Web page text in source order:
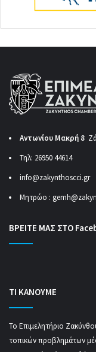
Αντωνίου Μακρή 8
Τηλ: 26950 44614
info@zakynthoscci.gr
Μητρώο :
ΒΡΕΙΤΕ ΜΑΣ ΣΤΟ
ΤΙ ΚΑΝΟΥΜΕ
Το Επιμελητήριο
τοπικών προβλημάτων